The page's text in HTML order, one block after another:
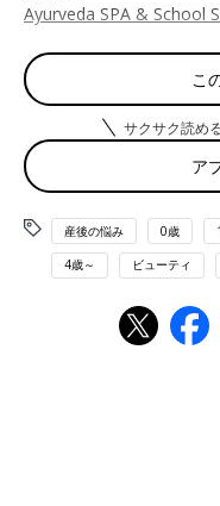
Ayurveda SPA & School
美容と健康に良いア
か？
皆さんはアーユルヴェー
ますか？
「額にオイルをたらすあ
メント？」「インドエス
しれませんね。いまいち
のなのかをご紹介します
こ
サクサク読め
ア
産後の悩み 0歳
4歳～ ビューティ